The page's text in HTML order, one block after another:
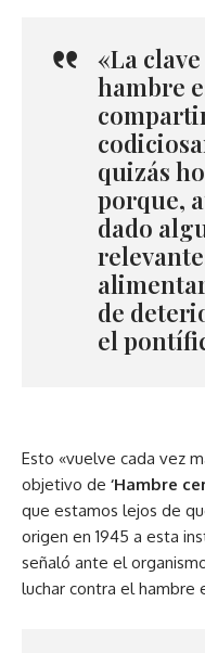
«La
hambre
quizás
porque,
dado
de
el
Esto «vuelve cada vez
objetivo de ‘Hambre
que estamos lejos de
origen en 1945 a esta
señaló ante el
luchar contra el hambre